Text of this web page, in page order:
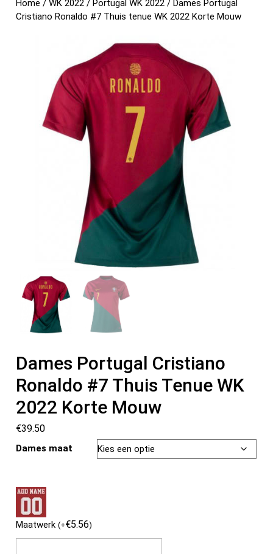
Home /WK 2022 /Portugal WK 2022 / Dames Portugal
Cristiano Ronaldo #7 Thuis tenue WK 2022 Korte Mouw
Dames Portugal Cristiano
Ronaldo #7 Thuis Tenue WK
2022 Korte Mouw
€39.50
Dames maat
Maatwerk(+€5.56)